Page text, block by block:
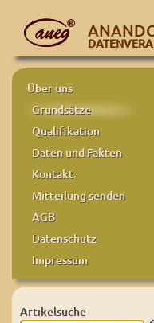
Über uns
Grundsätze
Qualifikation
Daten und Fakten
Kontakt
Mitteilung senden
AGB
Datenschutz
Impressum
Artikelsuche